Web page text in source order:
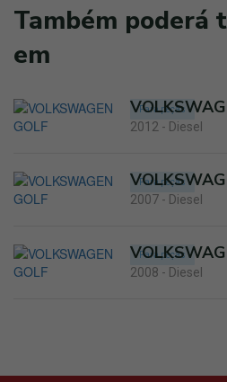
Também poderá
em
Para peças
2012 - Diesel
Para peças
2007 - Diesel
Para peças
2008 - Diesel